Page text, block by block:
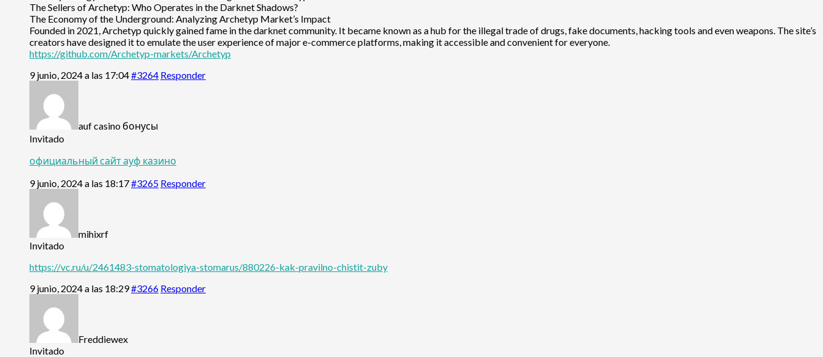
The Sellers of Archetyp: Who Operates in the Darknet Shadows?
The Economy of the Underground: Analyzing Archetyp Market’s Impact
Founded in 2021, Archetyp quickly gained fame in the darknet community. It became known as a hub for the illegal trade of drugs, fake documents, hacking tools and even weapons. The site’s
creators have designed it to emulate the user experience of major e-commerce platforms, making it accessible and convenient for everyone.
https://github.com/Archetyp-markets/Archetyp
9 junio, 2024 a las 17:04#3264 Responder
auf casino бонусы
Invitado
официальный сайт ауф казино
9 junio, 2024 a las 18:17#3265 Responder
mihixrf
Invitado
https://vc.ru/u/2461483-stomatologiya-stomarus/880226-kak-pravilno-chistit-zuby
9 junio, 2024 a las 18:29#3266 Responder
Freddiewex
Invitado